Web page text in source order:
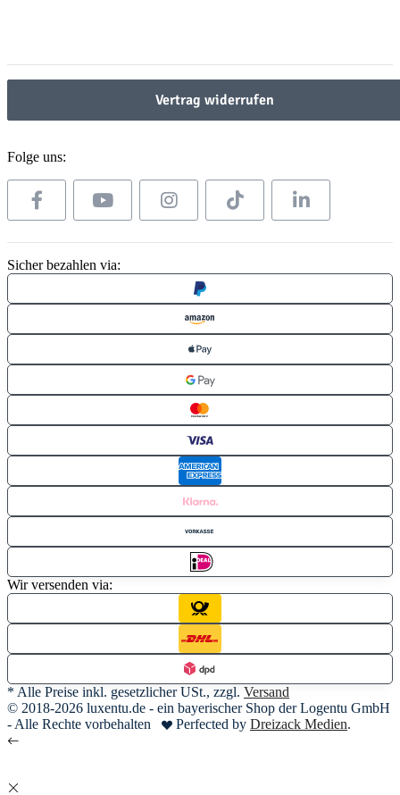
Vertrag widerrufen
Folge uns:
Sicher bezahlen via:
Wir versenden via:
* Alle Preise inkl. gesetzlicher USt., zzgl. Versand
© 2018-2026 luxentu.de - ein bayerischer Shop der Logentu GmbH
- Alle Rechte vorbehalten
Perfected by Dreizack Medien.